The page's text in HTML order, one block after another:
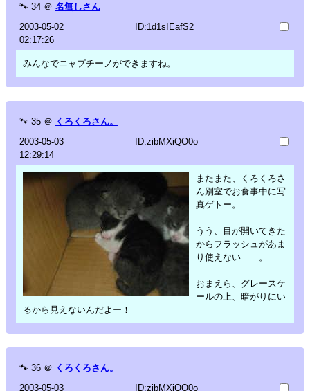
🐾 34 ＠ 名無しさん
2003-05-02
02:17:26
ID:1d1sIEafS2
みんなでニャプチーノができますね。
🐾 35 ＠ くろくろさん。
2003-05-03
12:29:14
ID:zibMXiQO0o
またまた、くろくろさ
ん別室でお食事中に写
真ゲトー。
うう、目が開いてきた
からフラッシュがあま
り使えない……。
おまえら、グレースケ
ールの上、暗がりにい
るから見えないんだよー！
🐾 36 ＠ くろくろさん。
2003-05-03
ID:zibMXiQO0o